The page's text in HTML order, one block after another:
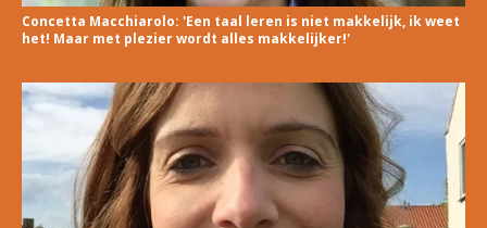
Concetta Macchiarolo: 'Een taal leren is niet makkelijk, ik weet
het! Maar met plezier wordt alles makkelijker!'